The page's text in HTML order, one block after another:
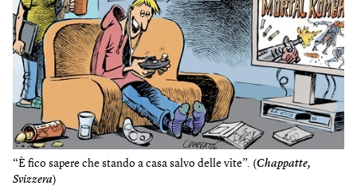
“È fico sapere che stando a casa salvo delle vite”. (Chappatte,
Svizzera)